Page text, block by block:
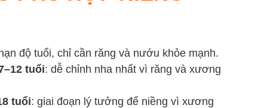
độ tuổi, chỉ cần răng và nướu khỏe mạnh.
tuổi: dễ chỉnh nha nhất vì răng và xương
tuổi: giai đoạn lý tưởng để niềng vì xương